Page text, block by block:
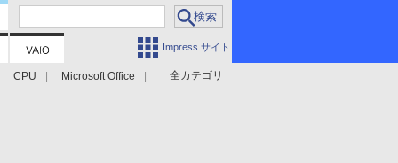
Impress サイト
全カテゴリ
CPU Microsoft Office